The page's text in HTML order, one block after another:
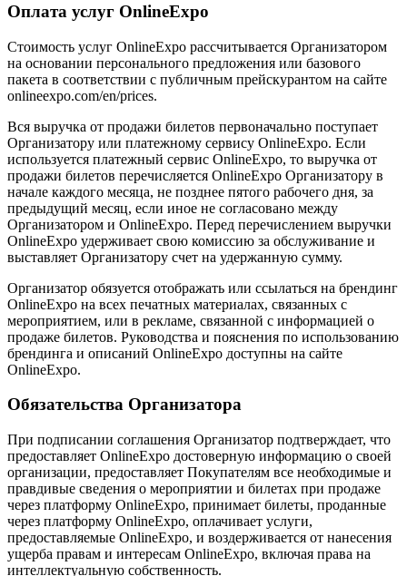
Оплата услуг OnlineExpo
Стоимость услуг OnlineExpo рассчитывается Организатором
на основании персонального предложения или базового
пакета в соответствии с публичным прейскурантом на сайте
onlineexpo.com/en/prices.
Вся выручка от продажи билетов первоначально поступает
Организатору или платежному сервису OnlineExpo. Если
используется платежный сервис OnlineExpo, то выручка от
продажи билетов перечисляется OnlineExpo Организатору в
начале каждого месяца, не позднее пятого рабочего дня, за
предыдущий месяц, если иное не согласовано между
Организатором и OnlineExpo. Перед перечислением выручки
OnlineExpo удерживает свою комиссию за обслуживание и
выставляет Организатору счет на удержанную сумму.
Организатор обязуется отображать или ссылаться на брендинг
OnlineExpo на всех печатных материалах, связанных с
мероприятием, или в рекламе, связанной с информацией о
продаже билетов. Руководства и пояснения по использованию
брендинга и описаний OnlineExpo доступны на сайте
OnlineExpo.
Обязательства Организатора
При подписании соглашения Организатор подтверждает, что
предоставляет OnlineExpo достоверную информацию о своей
организации, предоставляет Покупателям все необходимые и
правдивые сведения о мероприятии и билетах при продаже
через платформу OnlineExpo, принимает билеты, проданные
через платформу OnlineExpo, оплачивает услуги,
предоставляемые OnlineExpo, и воздерживается от нанесения
ущерба правам и интересам OnlineExpo, включая права на
интеллектуальную собственность.